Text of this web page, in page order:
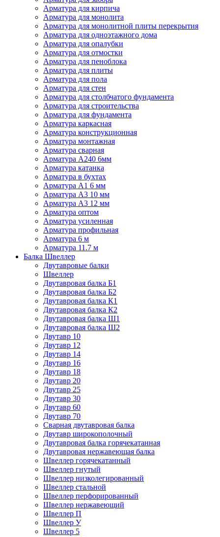
Арматура для кирпича
Арматура для монолита
Арматура для монолитной плиты перекрытия
Арматура для одноэтажного дома
Арматура для опалубки
Арматура для отмостки
Арматура для пеноблока
Арматура для плиты
Арматура для пола
Арматура для стен
Арматура для столбчатого фундамента
Арматура для строительства
Арматура для фундамента
Арматура каркасная
Арматура конструкционная
Арматура монтажная
Арматура сварная
Арматура А240 6мм
Арматура катанка
Арматура в бухтах
Арматура А1 6 мм
Арматура А3 10 мм
Арматура А3 12 мм
Арматура оптом
Арматура усиленная
Арматура профильная
Арматура 6 м
Арматура 11.7 м
Балка Швеллер
Двутавровые балки
Швеллер
Двутавровая балка Б1
Двутавровая балка Б2
Двутавровая балка К1
Двутавровая балка К2
Двутавровая балка Ш1
Двутавровая балка Ш2
Двутавр 10
Двутавр 12
Двутавр 14
Двутавр 16
Двутавр 18
Двутавр 20
Двутавр 25
Двутавр 30
Двутавр 60
Двутавр 70
Сварная двутавровая балка
Двутавр широкополочный
Двутавровая балка горячекатанная
Двутавровая нержавеющая балка
Швеллер горячекатанный
Швеллер гнутый
Швеллер низколегированный
Швеллер стальной
Швеллер перфорированный
Швеллер нержавеющий
Швеллер П
Швеллер У
Швеллер 5